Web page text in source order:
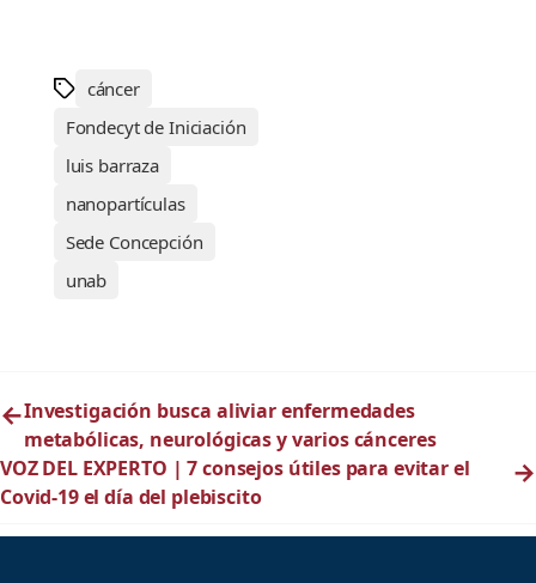
cáncer
Fondecyt de Iniciación
luis barraza
nanopartículas
Sede Concepción
unab
←Investigación busca aliviar enfermedades
metabólicas, neurológicas y varios cánceres
VOZ DEL EXPERTO | 7 consejos útiles para evitar el
Covid-19 el día del plebiscito
→